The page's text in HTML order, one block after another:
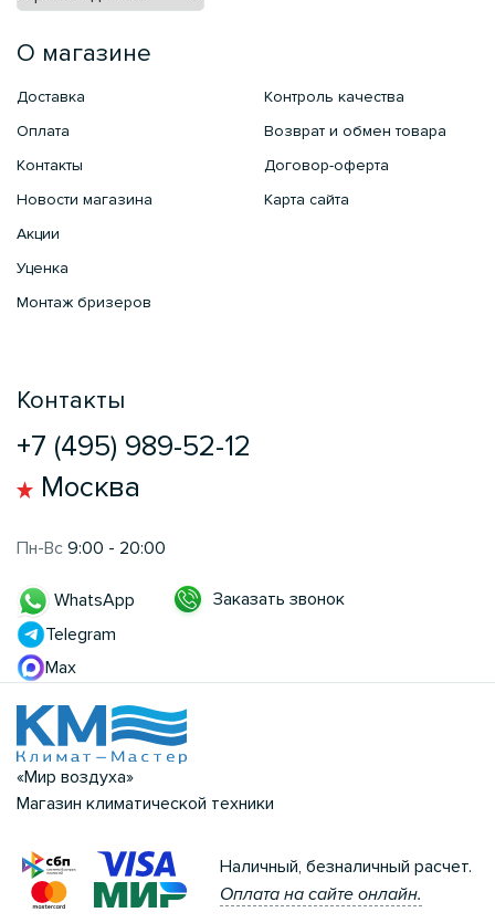
О магазине
Доставка
Оплата
Контакты
Новости магазина
Акции
Уценка
Монтаж бризеров
Контроль качества
Возврат и обмен товара
Договор-оферта
Карта сайта
Контакты
+7 (495) 989-52-12
Москва
Пн-Вс 9:00 - 20:00
WhatsApp
Telegram
Max
Заказать звонок
«Мир воздуха»
Магазин климатической техники
Наличный, безналичный расчет.
Оплата на сайте онлайн.